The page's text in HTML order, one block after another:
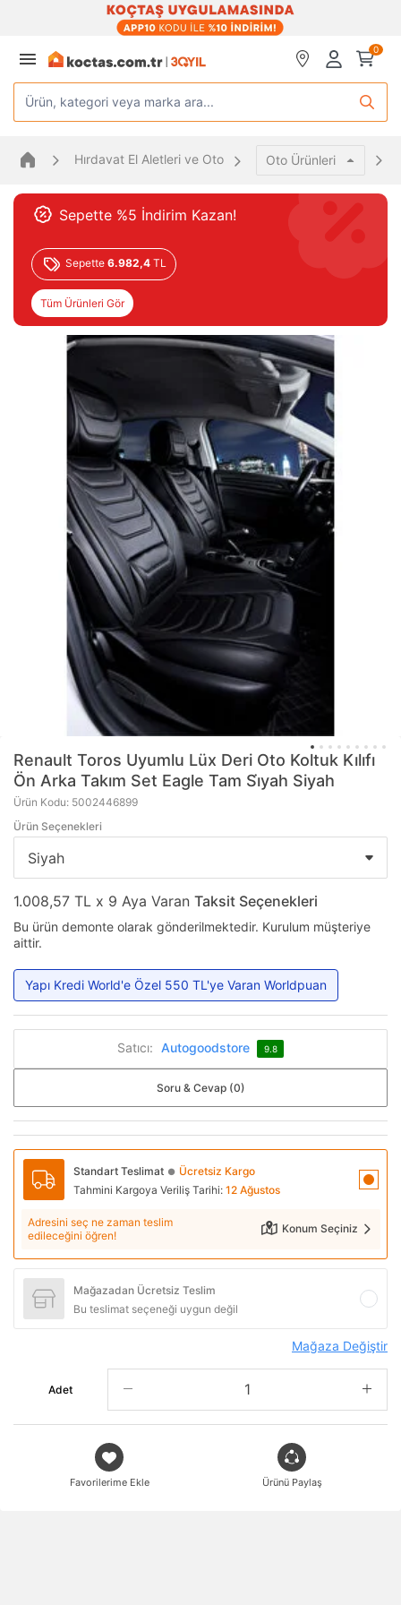
0
Ürün, kategori veya marka ara...
Hırdavat El Aletleri ve Oto Oto Ürünleri
Sepette %5 İndirim Kazan!
Sepette 6.982,4 TL
Tüm Ürünleri Gör
Renault Toros Uyumlu Lüx Deri Oto Koltuk Kılıfı
Ön Arka Takım Set Eagle Tam Si̇yah Siyah
Ürün Kodu: 5002446899
Ürün Seçenekleri
1.008,57 TL x 9 Aya Varan Taksit Seçenekleri
Bu ürün demonte olarak gönderilmektedir. Kurulum müşteriye
aittir.
Yapı Kredi World'e Özel 550 TL'ye Varan Worldpuan
Satıcı: Autogoodstore 9.8
Soru & Cevap (0)
Standart Teslimat ● Ücretsiz Kargo
Tahmini Kargoya Veriliş Tarihi: 12 Ağustos
Adresini seç ne zaman teslim
edileceğini öğren!
Konum Seçiniz
Mağazadan Ücretsiz Teslim
Bu teslimat seçeneği uygun değil
Mağaza Değiştir
Adet
Favorilerime Ekle Ürünü Paylaş